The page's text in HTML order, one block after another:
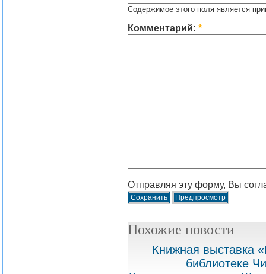
Содержимое этого поля является
Комментарий: *
Отправляя эту форму, Вы
Похожие новости
Книжная выставка
библиотеке